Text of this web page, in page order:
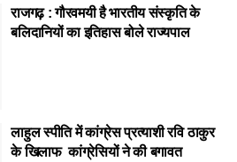
राजगढ़ : गौरवमयी है भारतीय संस्कृति के
बलिदानियों का इतिहास बोले राज्यपाल
लाहुल स्पीति में कांग्रेस प्रत्याशी रवि ठाकुर
के खिलाफ कांग्रेसियों ने की बगावत